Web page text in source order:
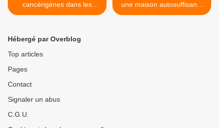
cancérigènes dans les
couches Pampers
une maison autosuffisante
à construire soi-même >
Hébergé par Overblog
Top articles
Pages
Contact
Signaler un abus
C.G.U.